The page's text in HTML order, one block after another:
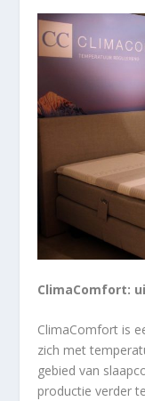
ClimaComfort:
ClimaComfort is
zich met
gebied van
productie verder